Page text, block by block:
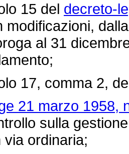
15 del decreto-
modificazioni,
al 31
17, comma 2,
21 marzo 1958,
sulla
ordinaria;